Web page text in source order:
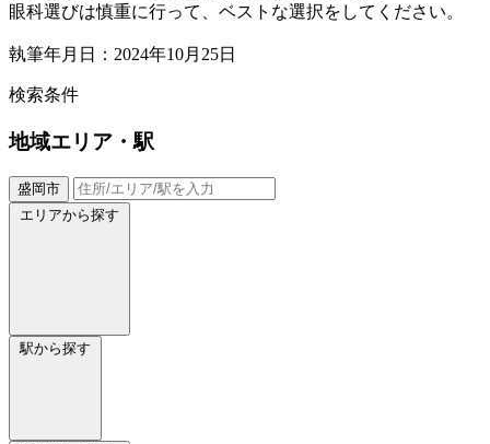
眼科選びは慎重に行って、ベストな選択をしてください。
執筆年月日：2024年10月25日
検索条件
地域エリア・駅
盛岡市
エリアから探す
駅から探す